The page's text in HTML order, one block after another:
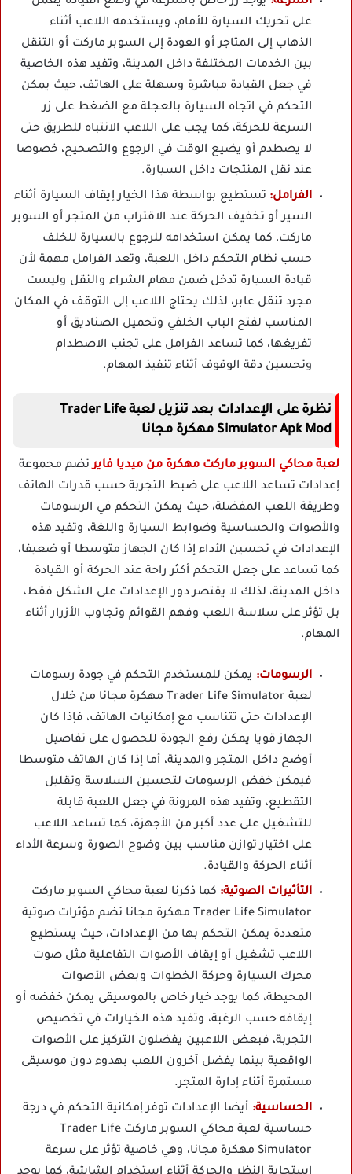
على تحريك السيارة للأمام، ويستخدمه اللاعب أثناء
الذهاب إلى المتاجر أو العودة إلى السوبر ماركت أو التنقل
بين الخدمات المختلفة داخل المدينة، وتفيد هذه الخاصية
في جعل القيادة مباشرة وسهلة على الهاتف، حيث يمكن
التحكم في اتجاه السيارة بالعجلة مع الضغط على زر
السرعة للحركة، كما يجب على اللاعب الانتباه للطريق حتى
لا يصطدم أو يضيع الوقت في الرجوع والتصحيح، خصوصا
عند نقل المنتجات داخل السيارة.
الفرامل: تستطيع بواسطة هذا الخيار إيقاف السيارة أثناء
السير أو تخفيف الحركة عند الاقتراب من المتجر أو السوبر
ماركت، كما يمكن استخدامه للرجوع بالسيارة للخلف
حسب نظام التحكم داخل اللعبة، وتعد الفرامل مهمة لأن
قيادة السيارة تدخل ضمن مهام الشراء والنقل وليست
مجرد تنقل عابر، لذلك يحتاج اللاعب إلى التوقف في المكان
المناسب لفتح الباب الخلفي وتحميل الصناديق أو
تفريغها، كما تساعد الفرامل على تجنب الاصطدام
وتحسين دقة الوقوف أثناء تنفيذ المهام.
نظرة على الإعدادات بعد تنزيل لعبة Trader Life
Simulator Apk Mod مهكرة مجانا
لعبة محاكي السوبر ماركت مهكرة من ميديا فايرتضم مجموعة
إعدادات تساعد اللاعب على ضبط التجربة حسب قدرات الهاتف
وطريقة اللعب المفضلة، حيث يمكن التحكم في الرسومات
والأصوات والحساسية وضوابط السيارة واللغة، وتفيد هذه
الإعدادات في تحسين الأداء إذا كان الجهاز متوسطا أو ضعيفا،
كما تساعد على جعل التحكم أكثر راحة عند الحركة أو القيادة
داخل المدينة، لذلك لا يقتصر دور الإعدادات على الشكل فقط،
بل تؤثر على سلاسة اللعب وفهم القوائم وتجاوب الأزرار أثناء
المهام.
الرسومات: يمكن للمستخدم التحكم في جودة رسومات
لعبة Trader Life Simulator مهكرة مجانا من خلال
الإعدادات حتى تتناسب مع إمكانيات الهاتف، فإذا كان
الجهاز قويا يمكن رفع الجودة للحصول على تفاصيل
أوضح داخل المتجر والمدينة، أما إذا كان الهاتف متوسطا
فيمكن خفض الرسومات لتحسين السلاسة وتقليل
التقطيع، وتفيد هذه المرونة في جعل اللعبة قابلة
للتشغيل على عدد أكبر من الأجهزة، كما تساعد اللاعب
على اختيار توازن مناسب بين وضوح الصورة وسرعة الأداء
أثناء الحركة والقيادة.
التأثيرات الصوتية: كما ذكرنا لعبة محاكي السوبر ماركت
Trader Life Simulator مهكرة مجانا تضم مؤثرات صوتية
متعددة يمكن التحكم بها من الإعدادات، حيث يستطيع
اللاعب تشغيل أو إيقاف الأصوات التفاعلية مثل صوت
محرك السيارة وحركة الخطوات وبعض الأصوات
المحيطة، كما يوجد خيار خاص بالموسيقى يمكن خفضه أو
إيقافه حسب الرغبة، وتفيد هذه الخيارات في تخصيص
التجربة، فبعض اللاعبين يفضلون التركيز على الأصوات
الواقعية بينما يفضل آخرون اللعب بهدوء دون موسيقى
مستمرة أثناء إدارة المتجر.
الحساسية: أيضا الإعدادات توفر إمكانية التحكم في درجة
حساسية لعبة محاكي السوبر ماركت Trader Life
Simulator مهكرة مجانا، وهي خاصية تؤثر على سرعة